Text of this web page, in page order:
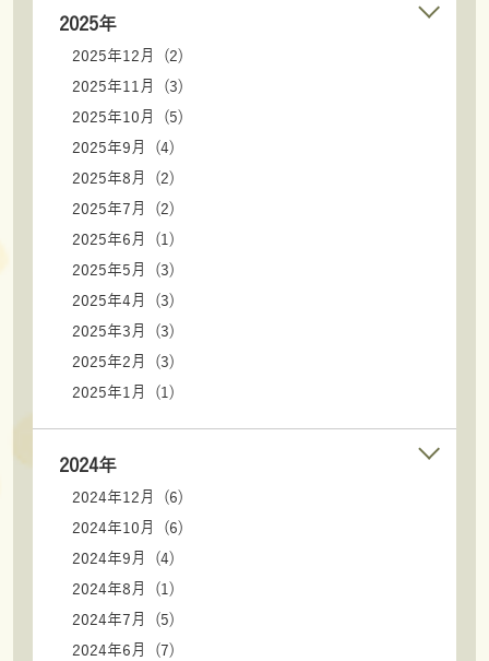
2025年
2025年12月 (2)
2025年11月 (3)
2025年10月 (5)
2025年9月 (4)
2025年8月 (2)
2025年7月 (2)
2025年6月 (1)
2025年5月 (3)
2025年4月 (3)
2025年3月 (3)
2025年2月 (3)
2025年1月 (1)
2024年
2024年12月 (6)
2024年10月 (6)
2024年9月 (4)
2024年8月 (1)
2024年7月 (5)
2024年6月 (7)